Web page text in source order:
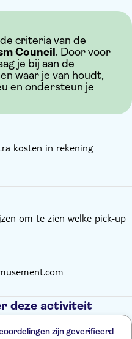
criteria van de
Council . Door voor
je bij aan de
waar je van houdt,
en ondersteun je
kosten in rekening
om te zien welke pick-up
deze activiteit
zijn geverifieerd